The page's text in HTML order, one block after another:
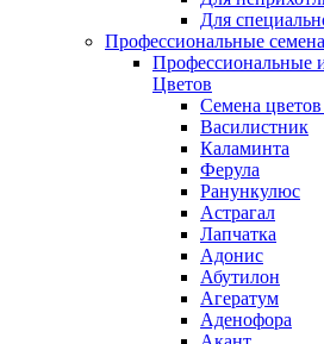
Для
Профессиональные семена
Профессиональные
Цветов
Семена цветов
Василистник
Каламинта
Ферула
Ранункулюс
Астрагал
Лапчатка
Адонис
Абутилон
Агератум
Аденофора